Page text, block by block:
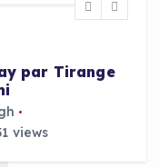
par Tirange
views